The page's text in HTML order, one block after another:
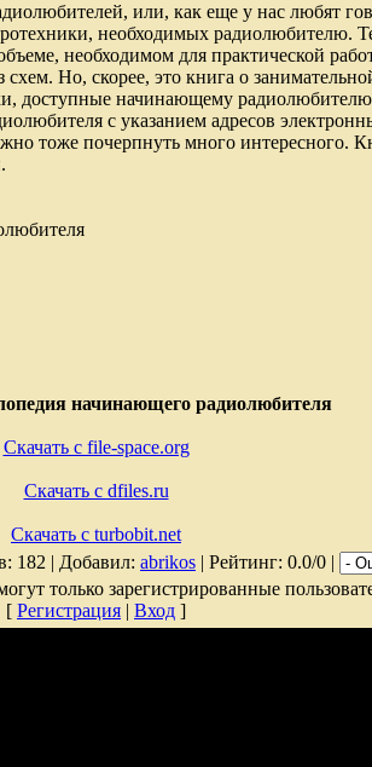
или, как еще у нас любят
необходимых радиолюбителю.
необходимом для практической
Но, скорее, это книга о
доступные начинающему
с указанием адресов
тоже почерпнуть много интересного.
начинающего радиолюбителя
Скачать с file-space.org
Скачать с dfiles.ru
Скачать с turbobit.net
182 | Добавил: abrikos | Рейтинг: 0.0/0 |
только зарегистрированные
[ Регистрация | Вход ]